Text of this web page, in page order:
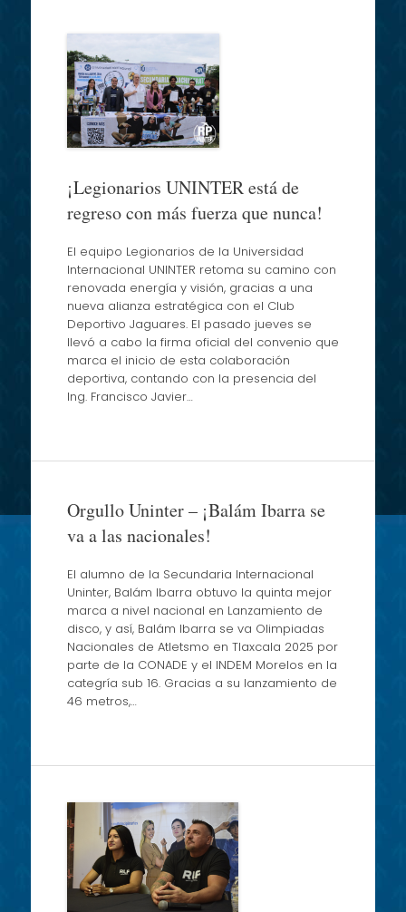
¡Legionarios UNINTER está de
regreso con más fuerza que nunca!
El equipo Legionarios de la Universidad
Internacional UNINTER retoma su camino con
renovada energía y visión, gracias a una
nueva alianza estratégica con el Club
Deportivo Jaguares. El pasado jueves se
llevó a cabo la firma oficial del convenio que
marca el inicio de esta colaboración
deportiva, contando con la presencia del
Ing. Francisco Javier…
Orgullo Uninter – ¡Balám Ibarra se
va a las nacionales!
El alumno de la Secundaria Internacional
Uninter, Balám Ibarra obtuvo la quinta mejor
marca a nivel nacional en Lanzamiento de
disco, y así, Balám Ibarra se va Olimpiadas
Nacionales de Atletsmo en Tlaxcala 2025 por
parte de la CONADE y el INDEM Morelos en la
categría sub 16. Gracias a su lanzamiento de
46 metros,…